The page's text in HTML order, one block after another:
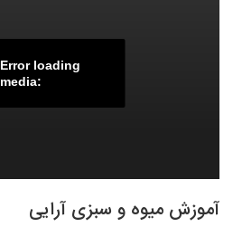
Error loading
media:
آموزش میوه و سبزی آرایی